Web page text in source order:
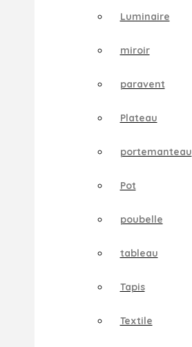
Luminaire
miroir
paravent
Plateau
portemanteau
Pot
poubelle
tableau
Tapis
Textile